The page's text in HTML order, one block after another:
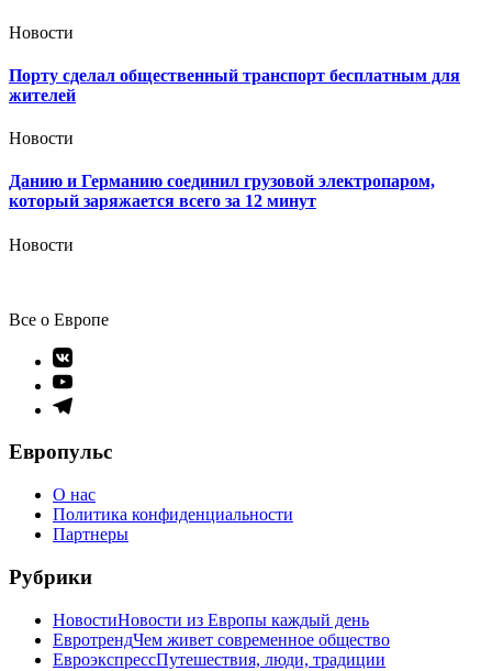
Новости
Порту сделал общественный транспорт бесплатным для
жителей
Новости
Данию и Германию соединил грузовой электропаром,
который заряжается всего за 12 минут
Новости
Все о Европе
Элемент
меню
Элемент
меню
Элемент
Европульс
О нас
Политика конфиденциальности
Партнеры
Рубрики
НовостиНовости из Европы каждый день
ЕвротрендЧем живет современное общество
ЕвроэкспрессПутешествия, люди, традиции